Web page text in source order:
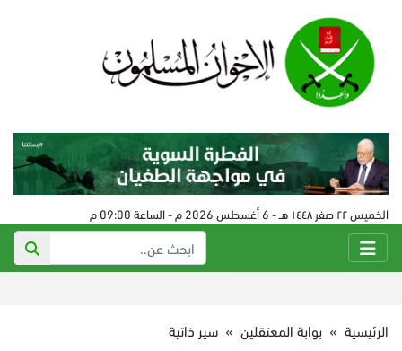
الخميس ٢٢ صفر ١٤٤٨ هـ - 6 أغسطس 2026 م - الساعة 09:00 م
الرئيسية » بوابة المعتقلين » سير ذاتية